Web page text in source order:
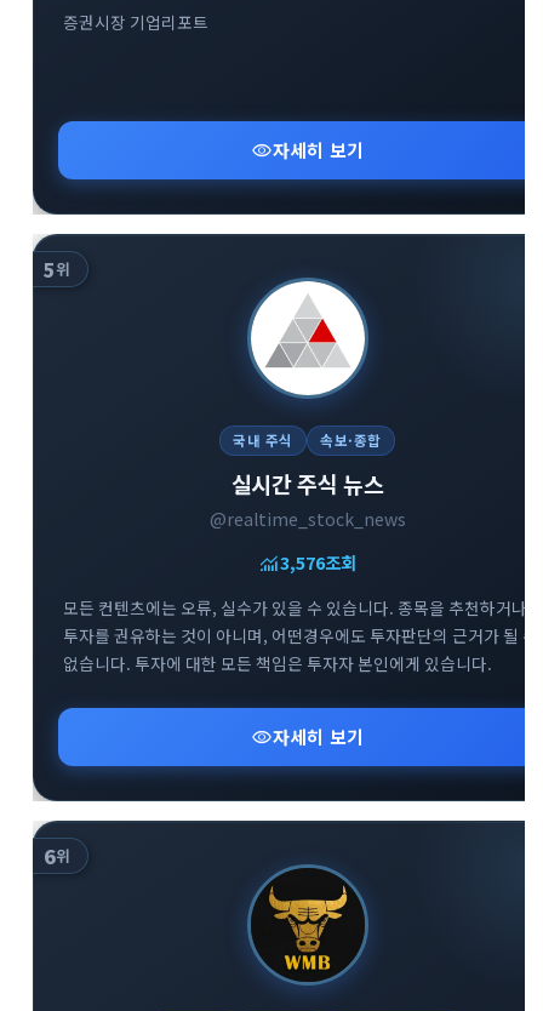
증권시장 기업리포트
visibility자세히 보기
5위
국내 주식 속보·종합
실시간 주식 뉴스
@realtime_stock_news
monitoring3,576조회
모든 컨텐츠에는 오류, 실수가 있을 수 있습니다. 종목을 추천하거나
투자를 권유하는 것이 아니며, 어떤경우에도 투자판단의 근거가 될 수
없습니다. 투자에 대한 모든 책임은 투자자 본인에게 있습니다.
visibility자세히 보기
6위